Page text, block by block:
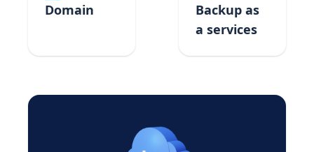
Domain
Backup as
a services